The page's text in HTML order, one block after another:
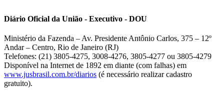
Diário Oficial da União - Executivo - DOU
Ministério da Fazenda – Av. Presidente Antônio Carlos, 375 – 12º
Andar – Centro, Rio de Janeiro (RJ)
Telefones: (21) 3805-4275, 3008-4276, 3805-4277 ou 3805-4279
Disponível na Internet de 1892 em diante (com falhas) em
www.jusbrasil.com.br/diarios (é necessário realizar cadastro
gratuito).